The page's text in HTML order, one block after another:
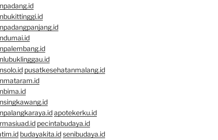
pusatkesehatanmalang.id
apotekerku.id
pecintabudaya.id
budayakita.id senibudaya.id